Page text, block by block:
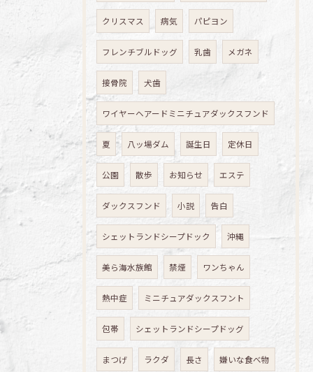
クリスマス 病気 パピヨン
フレンチブルドッグ 乳歯 メガネ
接骨院 犬歯
ワイヤーヘアードミニチュアダックスフンド
夏 八ッ場ダム 誕生日 定休日
公園 散歩 お知らせ エステ
ダックスフンド 小説 告白
シェットランドシープドック 沖縄
美ら海水族館 禁煙 ワンちゃん
熱中症 ミニチュアダックスフント
包帯 シェットランドシープドッグ
まつげ ラクダ 長さ 嫌いな食べ物